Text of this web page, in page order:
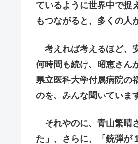
ているように世界中で捉
もつながると、多くの人
考えれば考えるほど、
何時間も続け、昭恵さん
県立医科大学付属病院の
のを、みんな聞いていま
それやのに、青山繁晴
た」、さらに、「銃弾が